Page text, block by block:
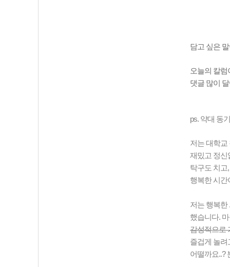
담고 싶은
오늘의 칼
댓글 많이
ps. 약대 동
저는 대학교
재밌고 정신
탁구도 치고
행복한 시
저는 행복한
했습니다.
감성적으로
즐겁게 놀려
어떨까요..?